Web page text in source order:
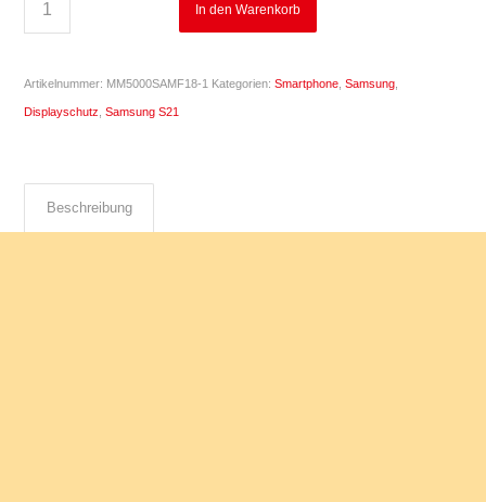
In den Warenkorb
Artikelnummer: MM5000SAMF18-1 Kategorien:Smartphone ,Samsung
Displayschutz ,Samsung S21
Beschreibung